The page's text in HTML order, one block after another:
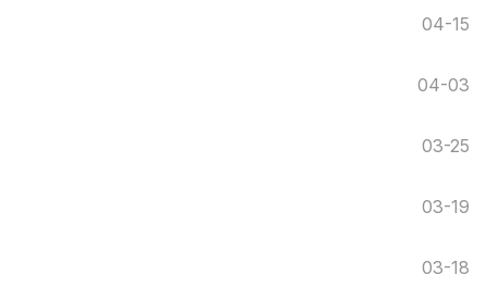
04-15
04-03
03-25
03-19
03-18